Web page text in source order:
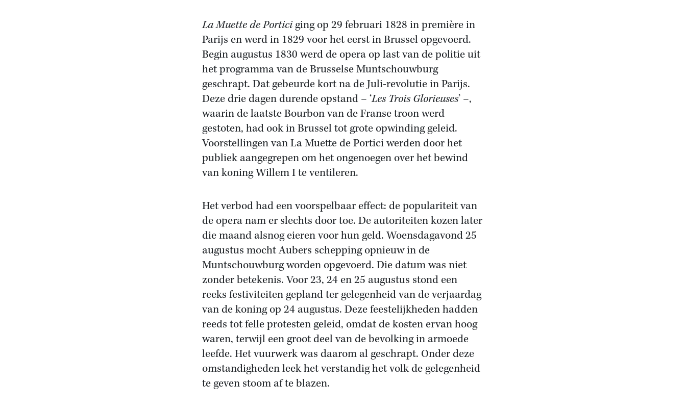
La Muette de Porticiging op 29 februari 1828 in première in
Parijs en werd in 1829 voor het eerst in Brussel opgevoerd.
Begin augustus 1830 werd de opera op last van de politie uit
het programma van de Brusselse Muntschouwburg
geschrapt. Dat gebeurde kort na de Juli-revolutie in Parijs.
Deze drie dagen durende opstand – ‘Les Trois Glorieuses’ –,
waarin de laatste Bourbon van de Franse troon werd
gestoten, had ook in Brussel tot grote opwinding geleid.
Voorstellingen van La Muette de Portici werden door het
publiek aangegrepen om het ongenoegen over het bewind
van koning Willem I te ventileren.
Het verbod had een voorspelbaar effect: de populariteit van
de opera nam er slechts door toe. De autoriteiten kozen later
die maand alsnog eieren voor hun geld. Woensdagavond 25
augustus mocht Aubers schepping opnieuw in de
Muntschouwburg worden opgevoerd. Die datum was niet
zonder betekenis. Voor 23, 24 en 25 augustus stond een
reeks festiviteiten gepland ter gelegenheid van de verjaardag
van de koning op 24 augustus. Deze feestelijkheden hadden
reeds tot felle protesten geleid, omdat de kosten ervan hoog
waren, terwijl een groot deel van de bevolking in armoede
leefde. Het vuurwerk was daarom al geschrapt. Onder deze
omstandigheden leek het verstandig het volk de gelegenheid
te geven stoom af te blazen.